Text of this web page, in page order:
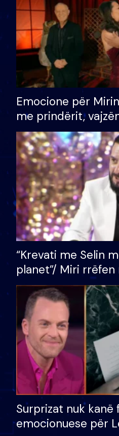
Emocione për
me prindërit,
bashkëshorten:
divorci apo jo?
“Krevati me Selin
planet”/ Miri
bukura në
mungojë zilja e
Surprizat nuk kanë
emocionuese për